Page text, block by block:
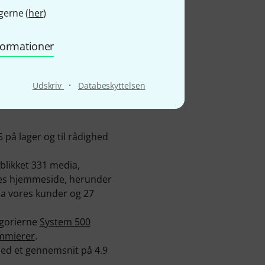
(her)
Udskriv · Databeskyttelsen
på lager og til rådighed
331 media,
hjemmeside, herunder
vores kunder og 27
System 500
.
et gennemsnit på 4.9